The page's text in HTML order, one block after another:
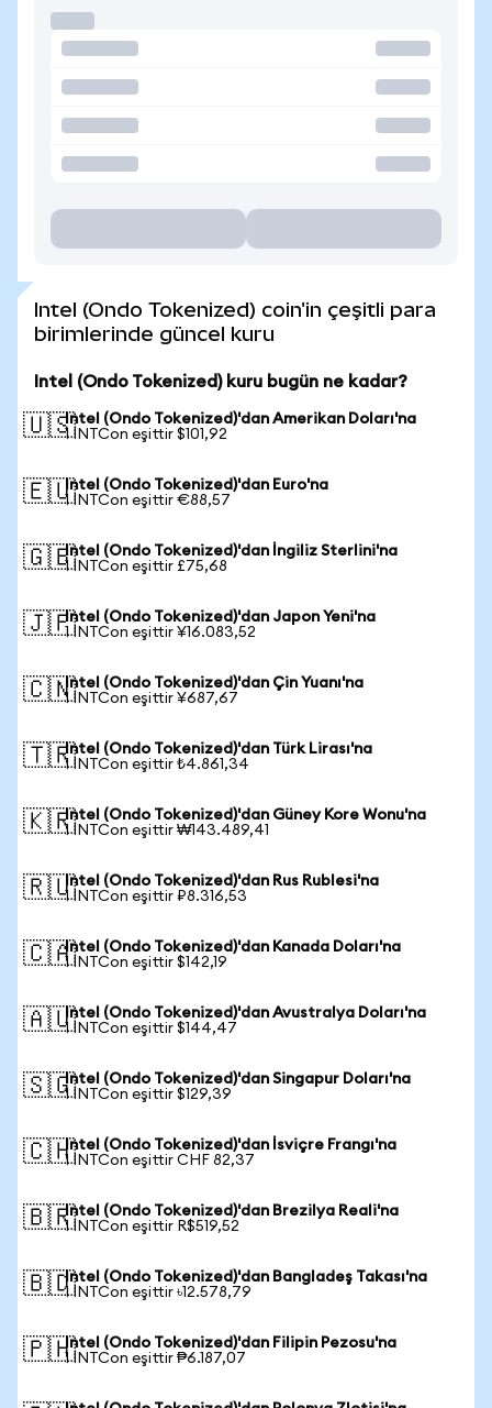
Intel (Ondo Tokenized) coin'in çeşitli para
birimlerinde güncel kuru
Intel (Ondo Tokenized) kuru bugün ne kadar?
🇺🇸Intel (Ondo Tokenized)'dan Amerikan Doları'na
1 INTCon eşittir $101,92
🇪🇺Intel (Ondo Tokenized)'dan Euro'na
1 INTCon eşittir €88,57
🇬🇧Intel (Ondo Tokenized)'dan İngiliz Sterlini'na
1 INTCon eşittir £75,68
🇯🇵Intel (Ondo Tokenized)'dan Japon Yeni'na
1 INTCon eşittir ¥16.083,52
🇨🇳Intel (Ondo Tokenized)'dan Çin Yuanı'na
1 INTCon eşittir ¥687,67
🇹🇷Intel (Ondo Tokenized)'dan Türk Lirası'na
1 INTCon eşittir ₺4.861,34
🇰🇷Intel (Ondo Tokenized)'dan Güney Kore Wonu'na
1 INTCon eşittir ₩143.489,41
🇷🇺Intel (Ondo Tokenized)'dan Rus Rublesi'na
1 INTCon eşittir ₽8.316,53
🇨🇦Intel (Ondo Tokenized)'dan Kanada Doları'na
1 INTCon eşittir $142,19
🇦🇺Intel (Ondo Tokenized)'dan Avustralya Doları'na
1 INTCon eşittir $144,47
🇸🇬Intel (Ondo Tokenized)'dan Singapur Doları'na
1 INTCon eşittir $129,39
🇨🇭Intel (Ondo Tokenized)'dan İsviçre Frangı'na
1 INTCon eşittir CHF 82,37
🇧🇷Intel (Ondo Tokenized)'dan Brezilya Reali'na
1 INTCon eşittir R$519,52
🇧🇩Intel (Ondo Tokenized)'dan Bangladeş Takası'na
1 INTCon eşittir ৳12.578,79
🇵🇭Intel (Ondo Tokenized)'dan Filipin Pezosu'na
1 INTCon eşittir ₱6.187,07